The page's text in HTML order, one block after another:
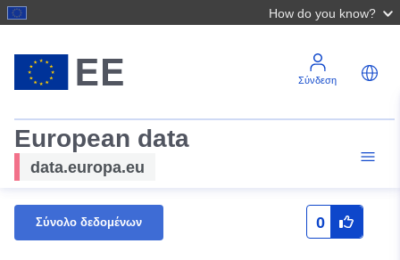
How do you know?
Σύνδεση
European data
data.europa.eu
Σύνολο δεδομένων 0